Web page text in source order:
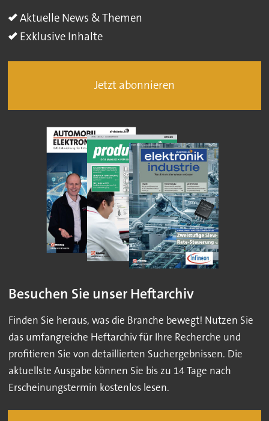
Aktuelle News & Themen
Exklusive Inhalte
Jetzt abonnieren
Besuchen Sie unser Heftarchiv
Finden Sie heraus, was die Branche bewegt! Nutzen Sie
das umfangreiche Heftarchiv für Ihre Recherche und
profitieren Sie von detaillierten Suchergebnissen. Die
aktuellste Ausgabe können Sie bis zu 14 Tage nach
Erscheinungstermin kostenlos lesen.